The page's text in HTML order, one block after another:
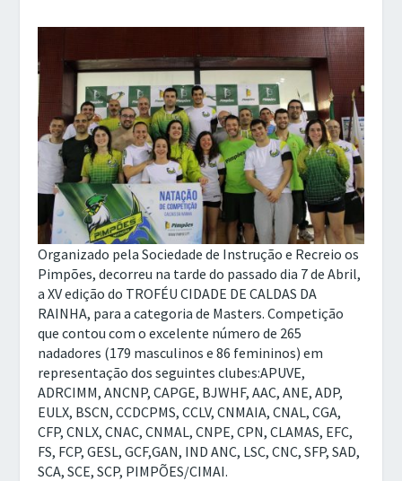
Organizado pela Sociedade de Instrução e Recreio os
Pimpões, decorreu na tarde do passado dia 7 de Abril,
a XV edição do TROFÉU CIDADE DE CALDAS DA
RAINHA, para a categoria de Masters. Competição
que contou com o excelente número de 265
nadadores (179 masculinos e 86 femininos) em
representação dos seguintes clubes:APUVE,
ADRCIMM, ANCNP, CAPGE, BJWHF, AAC, ANE, ADP,
EULX, BSCN, CCDCPMS, CCLV, CNMAIA, CNAL, CGA,
CFP, CNLX, CNAC, CNMAL, CNPE, CPN, CLAMAS, EFC,
FS, FCP, GESL, GCF,GAN, IND ANC, LSC, CNC, SFP, SAD,
SCA, SCE, SCP, PIMPÕES/CIMAI.